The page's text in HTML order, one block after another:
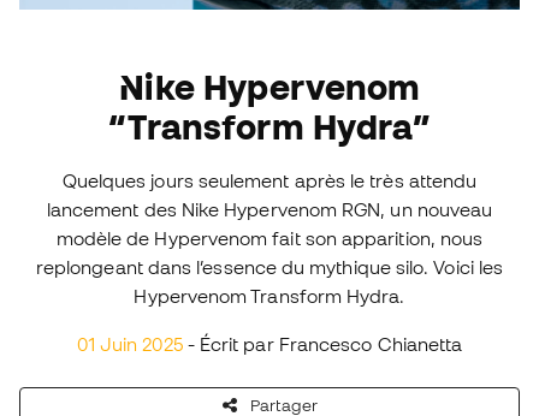
Nike Hypervenom
“Transform Hydra”
Quelques jours seulement après le très attendu
lancement des Nike Hypervenom RGN, un nouveau
modèle de Hypervenom fait son apparition, nous
replongeant dans l’essence du mythique silo. Voici les
Hypervenom Transform Hydra.
01 Juin 2025 - Écrit par Francesco Chianetta
Partager